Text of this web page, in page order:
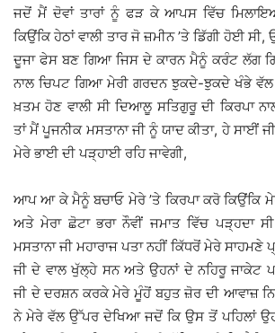
ਜਦੋਂ ਮੈਂ ਦੋਵਾਂ ਤਾਰਾਂ ਨੂੰ ਫੜ ਕੇ ਆਪਸ ਵਿੱਚ
ਕਿਉਂਕਿ ਹੇਠਾਂ ਵਾਲੀ ਤਾਰ ਜੋ ਜ਼ਮੀਨ ’ਤੇ ਡਿੱਗੀ ਹੋਈ
ਦੂਜਾ ਫੇਸ ਬਣ ਗਿਆ ਜਿਸ ਦੇ ਕਾਰਨ ਮੈਨੂੰ ਕਰੰਟ ਲੱਗ
ਨਾਲ ਚਿਪਟ ਗਿਆ ਮੇਰੀ ਗਰਦਨ ਝੁਕਦੇ-ਝੁਕਦੇ ਖੰਭੇ
ਖ਼ਤਮ ਹੋਣ ਵਾਲੀ ਸੀ ਦਿਆਲੂ ਸਤਿਗੁਰੂ ਦੀ
ਤਾਂ ਮੈਂ ਪੂਜਨੀਕ ਮਸਤਾਨਾ ਜੀ ਨੂੰ ਯਾਦ ਕੀਤਾ, ਹੇ ਸਾਈਂ
ਮੇਰੇ ਭਾਈ ਦੀ ਪੜ੍ਹਾਈ ਰਹਿ ਜਾਵੇਗੀ,
ਆਪ ਆ ਕੇ ਮੈਨੂੰ ਬਚਾਓ ਮੇਰੇ ’ਤੇ ਕਿਰਪਾ ਕਰੋ ਕਿਉਂਕਿ
ਅਤੇ ਮੇਰਾ ਛੋਟਾ ਭਰਾ ਨੌਵੀਂ ਜਮਾਤ ਵਿੱਚ ਪੜ੍ਹਦਾ
ਮਸਤਾਨਾ ਜੀ ਮਹਾਰਾਜ ਪਤਾ ਨਹੀਂ ਕਿੱਧਰੋਂ ਮੇਰੇ
ਜੀ ਦੇ ਵਾਲ ਖੁੱਲ੍ਹੇ ਸਨ ਅਤੇ ਉਹਨਾਂ ਦੇ ਨਹਿਰੂ ਜਾਕੇਟ
ਜੀ ਦੇ ਦਰਸ਼ਨ ਕਰਕੇ ਮੇਰੇ ਮੂੰਹੋਂ ਬਹੁਤ ਜ਼ੋਰ ਦੀ ਆਵਾਜ਼
ਨੇ ਮੇਰੇ ਵੱਲ ਉੱਪਰ ਦੇਖਿਆ ਜਦੋਂ ਕਿ ਉਸ ਤੋਂ ਪਹਿਲਾਂ